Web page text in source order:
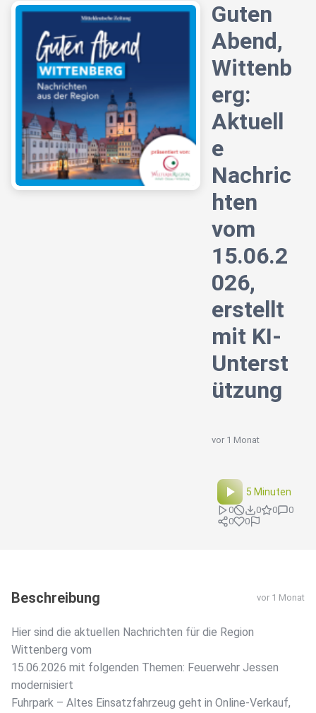
Guten
Abend,
Wittenb
erg:
Aktuell
e
Nachric
hten
vom
15.06.2
026,
erstellt
mit KI-
Unterst
ützung
vor 1 Monat
5 Minuten
0 0 0
0
0
0
Beschreibung vor 1 Monat
Hier sind die aktuellen Nachrichten für die Region
Wittenberg vom
15.06.2026 mit folgenden Themen: Feuerwehr Jessen
modernisiert
Fuhrpark – Altes Einsatzfahrzeug geht in Online-Verkauf,